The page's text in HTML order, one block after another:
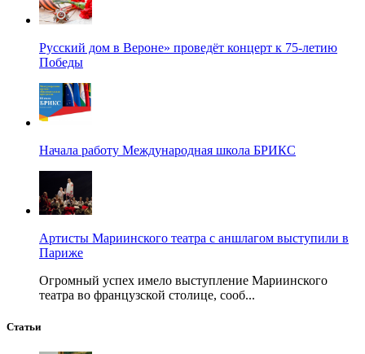
Русский дом в Вероне» проведёт концерт к 75-летию
Победы
Начала работу Международная школа БРИКС
Артисты Мариинского театра с аншлагом выступили в
Париже
Огромный успех имело выступление Мариинского
театра во французской столице, сооб...
Статьи